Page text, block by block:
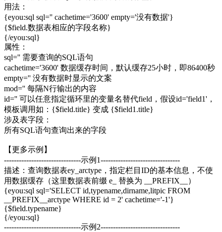
用法：
{eyou:sql sql='' cachetime='3600' empty='没有数据'}
{$field.数据表相应的字段名称}
{/eyou:sql}
属性：
sql='' 需要查询的SQL语句
cachetime='3600' 数据缓存时间，默认缓存25小时，即86400秒
empty='' 没有数据时显示的文案
mod='' 每隔N行输出的内容
id='' 可以任意指定循环里的变量名替代field，假设id='field1'，
模板调用如：{$field.title} 变成 {$field1.title}
涉及表字段：
所有SQL语句查询出来的字段
【更多示例】
-------------------------------示例1--------------------------------
描述：查询数据表ey_arctype，指定栏目ID的基本信息，不使
用数据缓存（这里数据表前缀 e_ 替换为 __PREFIX__）
{eyou:sql sql='SELECT id,typename,dirname,litpic FROM
__PREFIX__arctype WHERE id = 2' cachetime='-1'}
{$field.typename}
{/eyou:sql}
-------------------------------示例2--------------------------------